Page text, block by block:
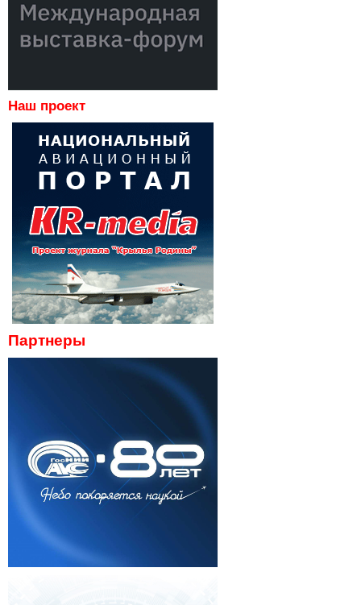
Наш проект
Партнеры